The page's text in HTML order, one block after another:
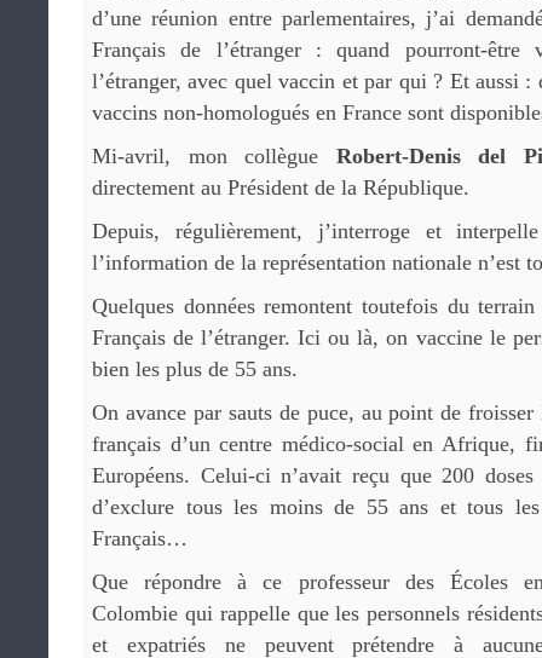
d’une réunion entre parlementaires, j’ai
Français de l’étranger : quand pourront-être
l’étranger, avec quel vaccin et par qui ? Et aussi :
vaccins non-homologués en France sont
Mi-avril, mon collègue Robert-Denis del
directement au Président de la République.
Depuis, régulièrement, j’interroge et
l’information de la représentation nationale n’est
Quelques données remontent toutefois du
Français de l’étranger. Ici ou là, on vaccine le
bien les plus de 55 ans.
On avance par sauts de puce, au point de
français d’un centre médico-social en Afrique,
Européens. Celui-ci n’avait reçu que 200
d’exclure tous les moins de 55 ans et tous les
Français…
Que répondre à ce professeur des Écoles
Colombie qui rappelle que les personnels
et expatriés ne peuvent prétendre à